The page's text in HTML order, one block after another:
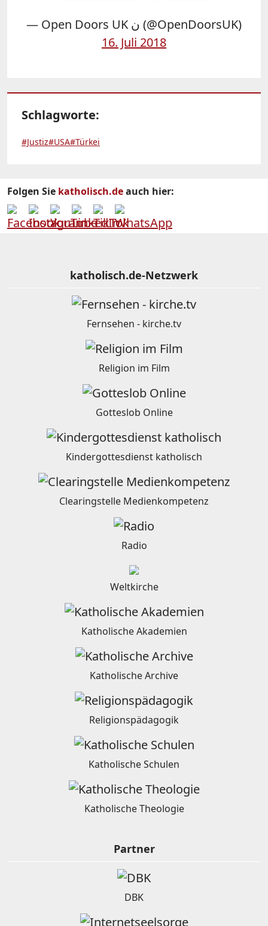
— Open Doors UK ن (@OpenDoorsUK)
16. Juli 2018
Schlagworte:
#Justiz#USA#Türkei
Folgen Sie katholisch.deauch hier:
katholisch.de-Netzwerk
Fernsehen - kirche.tv
Religion im Film
Gotteslob Online
Kindergottesdienst katholisch
Clearingstelle Medienkompetenz
Radio
Weltkirche
Katholische Akademien
Katholische Archive
Religionspädagogik
Katholische Schulen
Katholische Theologie
Partner
DBK